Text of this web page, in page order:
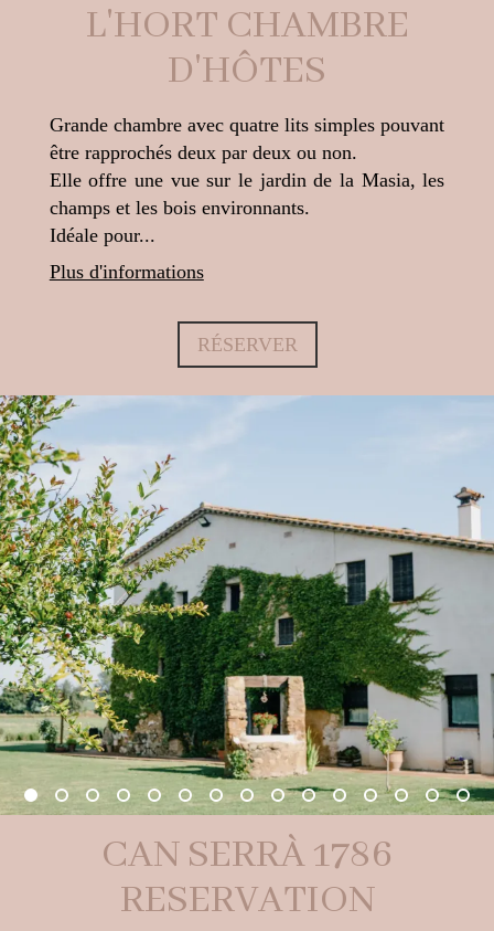
L'HORT CHAMBRE
D'HÔTES
Grande chambre avec quatre lits simples pouvant
être rapprochés deux par deux ou non.
Elle offre une vue sur le jardin de la Masia, les
champs et les bois environnants.
Idéale pour...
Plus d'informations
RÉSERVER
CAN SERRÀ 1786
RESERVATION